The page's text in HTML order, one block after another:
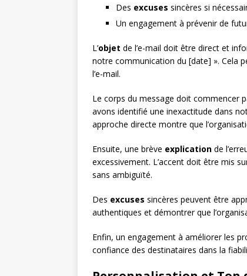
Des excuses sincères si
Un engagement à prévenir de
L’objet de l’e-mail doit être direct et
notre communication du [date] ». Cela
l’e-mail.
Le corps du message doit commencer
avons identifié une inexactitude dans
approche directe montre que
Ensuite, une brève explication de
excessivement. L’accent doit être mis
sans ambiguïté.
Des excuses sincères peuvent être
authentiques et démontrer que
Enfin, un engagement à améliorer les
confiance des destinataires dans la